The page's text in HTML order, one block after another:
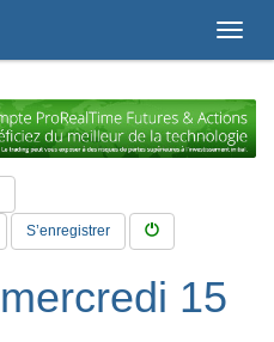
T
g
l
e
n
S’enregistrer
15